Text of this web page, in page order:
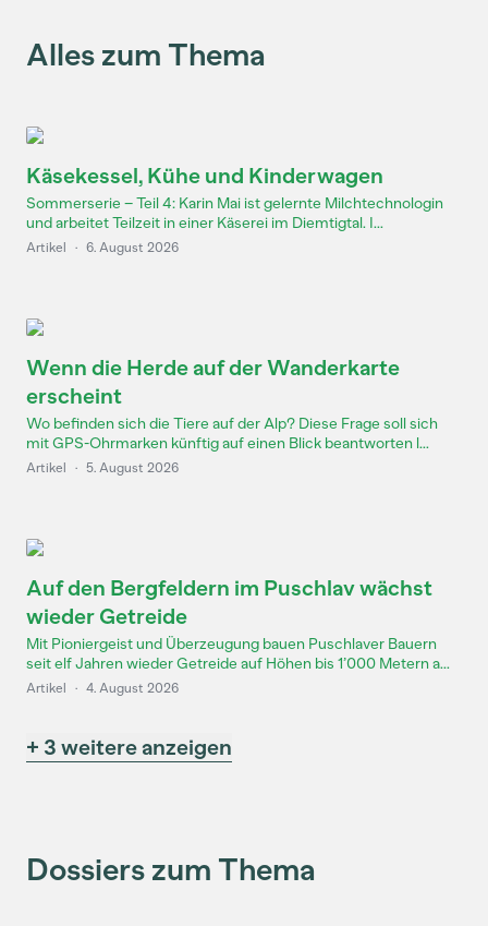
Alles zum Thema
Käsekessel, Kühe und Kinderwagen
Sommerserie – Teil 4: Karin Mai ist gelernte Milchtechnologin
und arbeitet Teilzeit in einer Käserei im Diemtigtal. I...
Artikel · 6. August 2026
Wenn die Herde auf der Wanderkarte
erscheint
Wo befinden sich die Tiere auf der Alp? Diese Frage soll sich
mit GPS-Ohrmarken künftig auf einen Blick beantworten l...
Artikel · 5. August 2026
Auf den Bergfeldern im Puschlav wächst
wieder Getreide
Mit Pioniergeist und Überzeugung bauen Puschlaver Bauern
seit elf Jahren wieder Getreide auf Höhen bis 1’000 Metern a...
Artikel · 4. August 2026
+ 3 weitere anzeigen
Dossiers zum Thema